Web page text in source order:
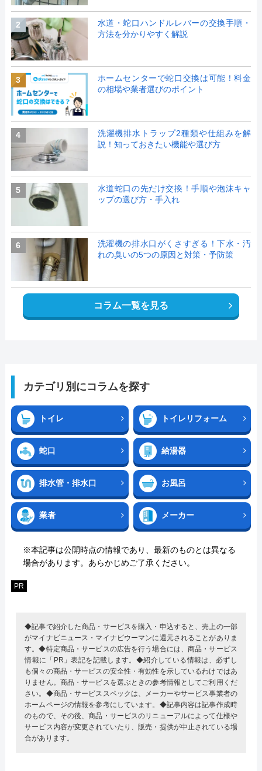
2
水道・蛇口ハンドルレバーの交換手順・
方法を分かりやすく解説
3
ホームセンターで蛇口交換は可能！料金
の相場や業者選びのポイント
4
洗濯機排水トラップ2種類や仕組みを解
説！知っておきたい機能や選び方
5
水道蛇口の先だけ交換！手順や泡沫キャ
ップの選び方・手入れ
6
洗濯機の排水口がくさすぎる！下水・汚
れの臭いの5つの原因と対策・予防策
コラム一覧を見る
カテゴリ別にコラムを探す
トイレ トイレリフォーム
蛇口 給湯器
排水管・排水口 お風呂
業者 メーカー
※本記事は公開時点の情報であり、最新のものとは異なる
場合があります。あらかじめご了承ください。
PR
◆記事で紹介した商品・サービスを購入・申込すると、売上の一部
がマイナビニュース・マイナビウーマンに還元されることがありま
す。◆特定商品・サービスの広告を行う場合には、商品・サービス
情報に「PR」表記を記載します。◆紹介している情報は、必ずし
も個々の商品・サービスの安全性・有効性を示しているわけではあ
りません。商品・サービスを選ぶときの参考情報としてご利用くだ
さい。◆商品・サービススペックは、メーカーやサービス事業者の
ホームページの情報を参考にしています。◆記事内容は記事作成時
のもので、その後、商品・サービスのリニューアルによって仕様や
サービス内容が変更されていたり、販売・提供が中止されている場
合があります。